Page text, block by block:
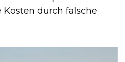
durch falsche